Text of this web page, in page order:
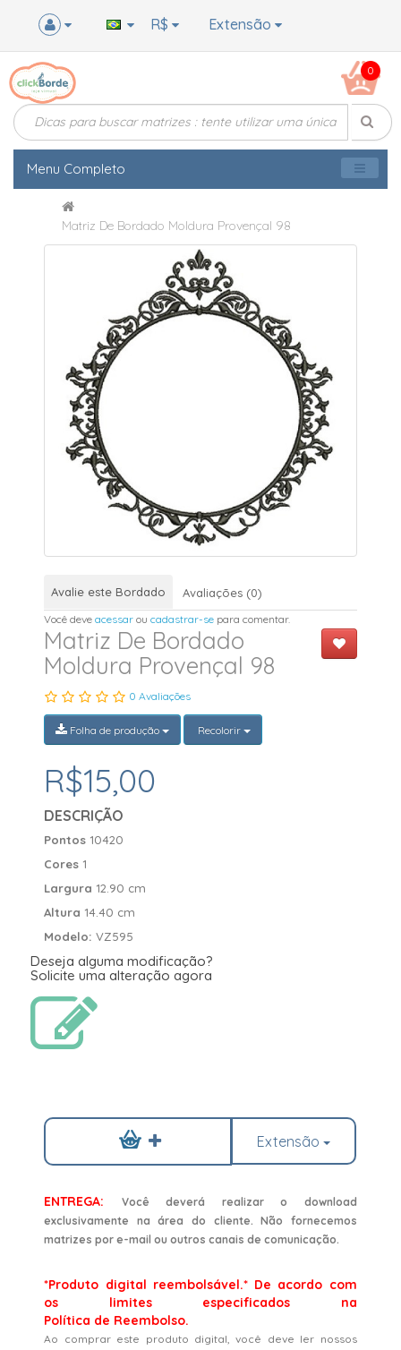
Extensão
R$
0
Menu Completo
Matriz De Bordado Moldura Provençal 98
Avalie este Bordado Avaliações (0)
Você deveacessar oucadastrar-se para comentar.
Matriz De Bordado
Moldura Provençal 98
0 Avaliações
Folha de produção Recolorir
R$15,00
DESCRIÇÃO
Pontos 10420
Cores 1
Largura 12.90 cm
Altura 14.40 cm
Modelo: VZ595
Deseja alguma modificação?
Solicite uma alteração agora
Extensão
ENTREGA:
Você deverá realizar o download
exclusivamente na área do cliente. Não fornecemos
matrizes por e-mail ou outros canais de comunicação.
*Produto digital reembolsável.* De acordo com
os limites especificados na
Política de Reembolso.
Ao comprar este produto digital, você deve ler nossos